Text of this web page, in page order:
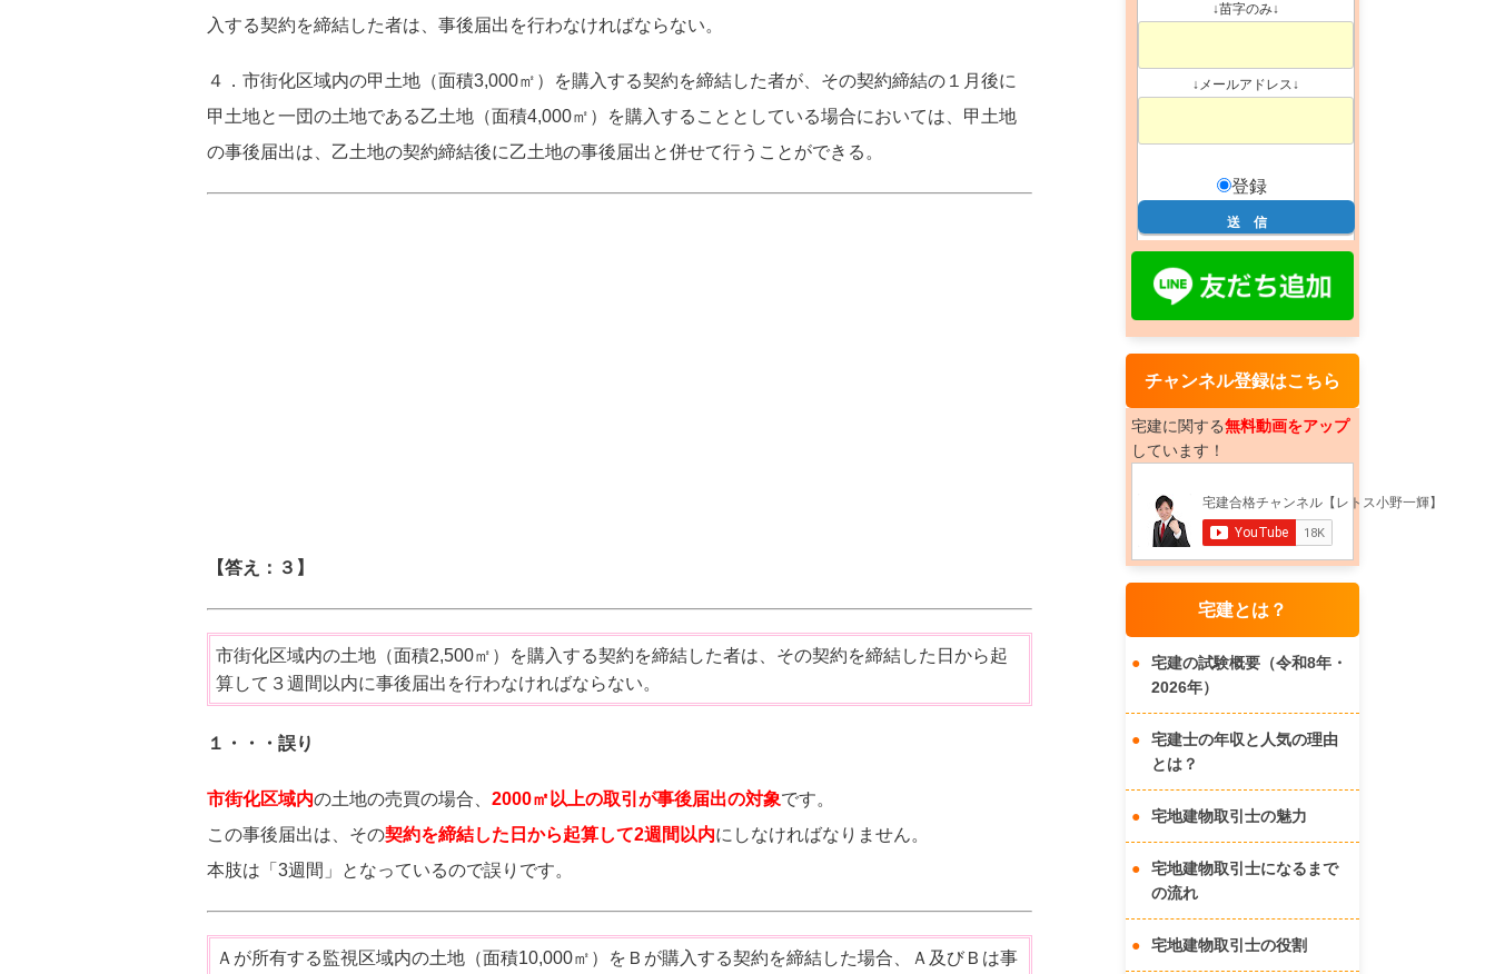
入する契約を締結した者は、事後届出を行わなければならない。
４．市街化区域内の甲土地（面積3,000㎡）を購入する契約を締結した者が、その契約締結の１月後に
甲土地と一団の土地である乙土地（面積4,000㎡）を購入することとしている場合においては、甲土地
の事後届出は、乙土地の契約締結後に乙土地の事後届出と併せて行うことができる。
【答え：３】
市街化区域内の土地（面積2,500㎡）を購入する契約を締結した者は、その契約を締結した日から起
算して３週間以内に事後届出を行わなければならない。
１・・・誤り
市街化区域内の土地の売買の場合、 2000㎡以上の取引が事後届出の対象です。
この事後届出は、その契約を締結した日から起算して2週間以内にしなければなりません。
本肢は「3週間」となっているので誤りです。
Ａが所有する監視区域内の土地（面積10,000㎡）をＢが購入する契約を締結した場合、Ａ及びＢは事
↓苗字のみ↓
↓メールアドレス↓
登録
チャンネル登録はこちら
宅建に関する無料動画をアップ
しています！
宅建とは？
宅建の試験概要（令和8年・
2026年）
宅建士の年収と人気の理由
とは？
宅地建物取引士の魅力
宅地建物取引士になるまで
の流れ
宅地建物取引士の役割